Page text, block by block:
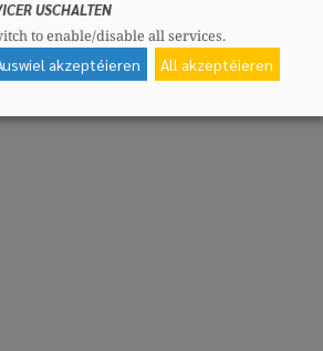
USCHALTEN
to enable/disable all services.
akzeptéieren All akzeptéieren